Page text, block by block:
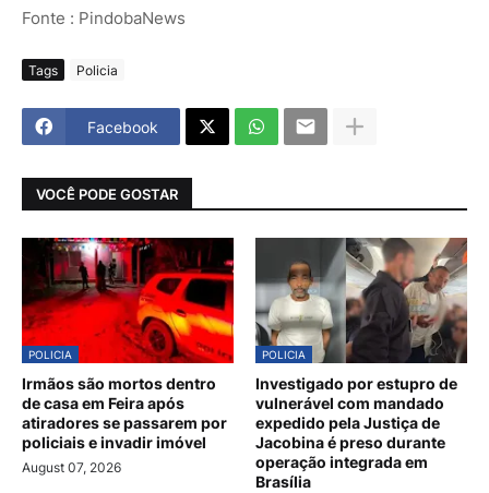
Fonte : PindobaNews
Tags Policia
Facebook
VOCÊ PODE GOSTAR
POLICIA
Irmãos são mortos dentro
de casa em Feira após
atiradores se passarem por
policiais e invadir imóvel
August 07, 2026
POLICIA
Investigado por estupro de
vulnerável com mandado
expedido pela Justiça de
Jacobina é preso durante
operação integrada em
Brasília